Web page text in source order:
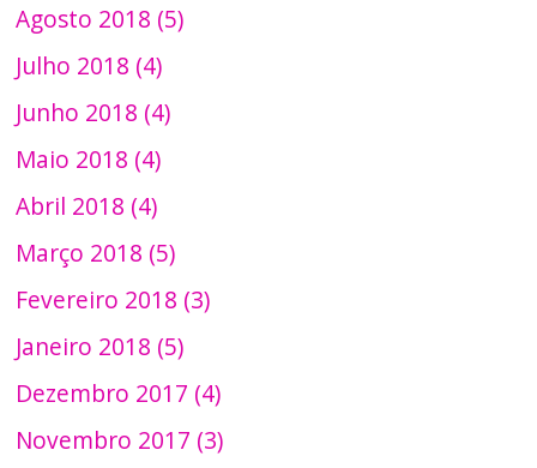
Agosto 2018 (5)
Julho 2018 (4)
Junho 2018 (4)
Maio 2018 (4)
Abril 2018 (4)
Março 2018 (5)
Fevereiro 2018 (3)
Janeiro 2018 (5)
Dezembro 2017 (4)
Novembro 2017 (3)